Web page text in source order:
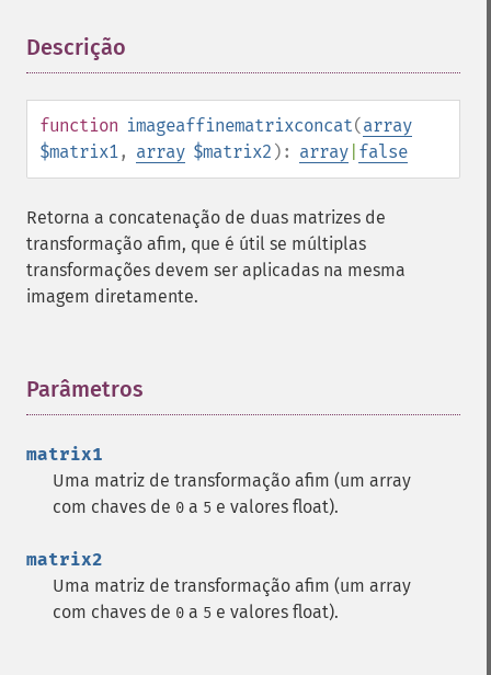
Descrição
function imageaffinematrixconcat(array
$matrix1, array $matrix2 ): array false
Retorna a concatenação de duas matrizes de
transformação afim, que é útil se múltiplas
transformações devem ser aplicadas na mesma
imagem diretamente.
Parâmetros
matrix1
Uma matriz de transformação afim (um array
com chaves de 0 a 5 e valores float).
matrix2
Uma matriz de transformação afim (um array
com chaves de 0 a 5 e valores float).